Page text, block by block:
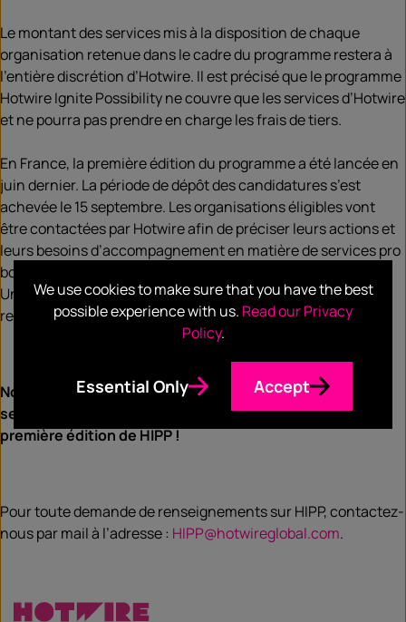
Le montant des services mis à la disposition de chaque
organisation retenue dans le cadre du programme restera à
l’entière discrétion d’Hotwire. Il est précisé que le programme
Hotwire Ignite Possibility ne couvre que les services d’Hotwire
et ne pourra pas prendre en charge les frais de tiers.
En France, la première édition du programme a été lancée en
juin dernier. La période de dépôt des candidatures s’est
achevée le 15 septembre. Les organisations éligibles vont
être contactées par Hotwire afin de préciser leurs actions et
leurs besoins d’accompagnement en matière de services pro
bono de communication, relations publiques et marketing.
Un jury interne à Hotwire sélectionnera le(s) projet(s)
retenu(s) fin novembre 2021.
Nous vous donnons donc rendez-vous dans quelques
semaines pour connaître le(s) lauréat(s) de cette
première édition de HIPP !
Pour toute demande de renseignements sur HIPP, contactez-
nous par mail à l’adresse : HIPP@hotwireglobal.com.
We use cookies to make sure that you have the best
possible experience with us. Read our Privacy
Policy.
Essential Only Accept